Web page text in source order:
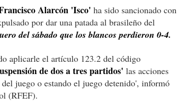
Alarcón 'Isco' ha sido sancionado con
por dar una patada al brasileño del
del sábado que los blancos perdieron 0-4.
aplicarle el artículo 123.2 del código
de dos a tres partidos' las acciones
juego o estando el juego detenido', informó
(RFEF).